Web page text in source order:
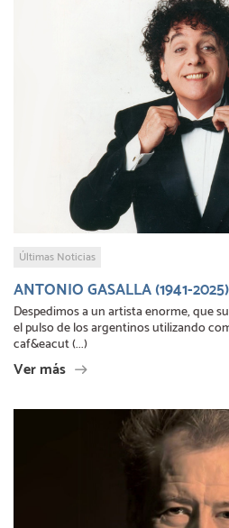
Últimas Noticias
ANTONIO GASALLA (1941-2025)
Despedimos a un artista enorme, que
el pulso de los argentinos utilizando
caf&eacut (...)
Ver más